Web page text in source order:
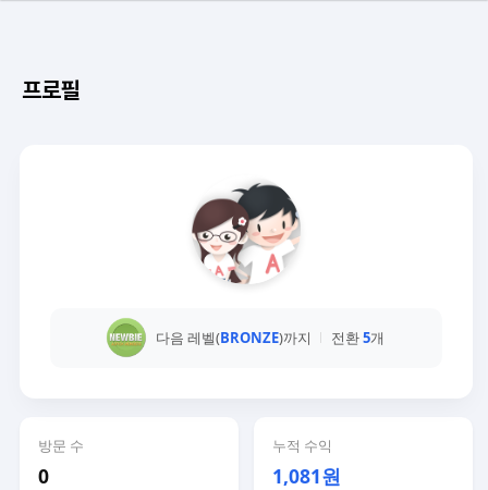
프로필
다음 레벨(BRONZE)까지 전환5개
방문 수
0
누적 수익
1,081원